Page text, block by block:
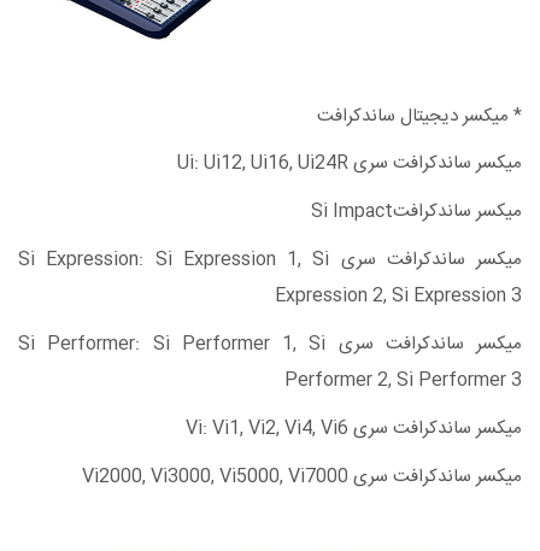
* میکسر دیجیتال ساندکرافت
میکسر ساندکرافت سری Ui: Ui12, Ui16, Ui24R
میکسر ساندکرافتSi Impact
میکسر ساندکرافت سری Si Expression: Si Expression 1, Si
Expression 2, Si Expression 3
میکسر ساندکرافت سری Si Performer: Si Performer 1, Si
Performer 2, Si Performer 3
میکسر ساندکرافت سری Vi: Vi1, Vi2, Vi4, Vi6
میکسر ساندکرافت سری Vi2000, Vi3000, Vi5000, Vi7000